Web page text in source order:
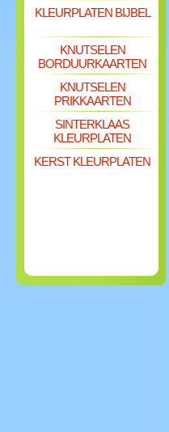
KLEURPLATEN BIJBEL
KNUTSELEN
BORDUURKAARTEN
KNUTSELEN
PRIKKAARTEN
SINTERKLAAS
KLEURPLATEN
KERST KLEURPLATEN